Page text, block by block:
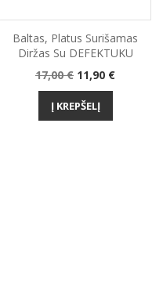
Baltas, Platus Surišamas
Diržas Su DEFEKTUKU
Bazinė
kaina
17,00 € Kaina
11,90 €
Į KREPŠELĮ